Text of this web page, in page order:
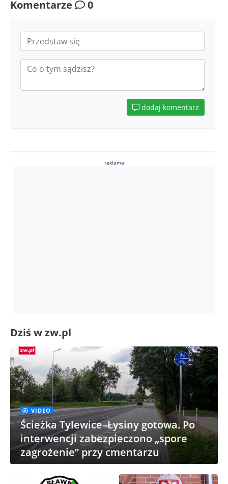
Komentarze 0
dodaj komentarz
reklama
Dziś w zw.pl
VIDEO
Ścieżka Tylewice–Łysiny gotowa. Po
interwencji zabezpieczono „spore
zagrożenie” przy cmentarzu